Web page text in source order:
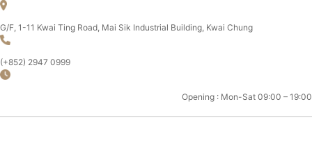
Skip
to
content
G/F, 1-11 Kwai Ting Road, Mai Sik Industrial Building, Kwai Chung
(+852) 2947 0999
Opening : Mon-Sat 09:00 – 19:00